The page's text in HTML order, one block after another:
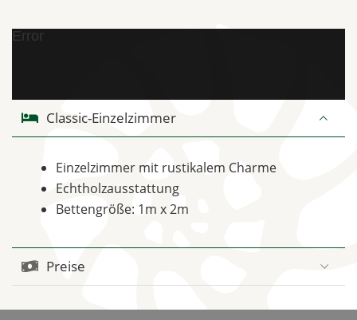
Error
Classic-Einzelzimmer
Einzelzimmer mit rustikalem Charme
Echtholzausstattung
Bettengröße: 1m x 2m
Preise